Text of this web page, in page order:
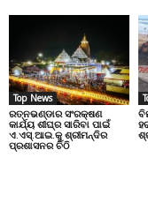
Top News
ରତ୍ନଭଣ୍ଡାର ସଂରକ୍ଷଣ
କାର୍ଯ୍ୟ ଶୀଘ୍ର ସାରିବା ପାଇଁ
ଏ.ଏସ୍.ଆଇ.କୁ ଶ୍ରୀମନ୍ଦିର
ପ୍ରଶାସନର ଚିଠି